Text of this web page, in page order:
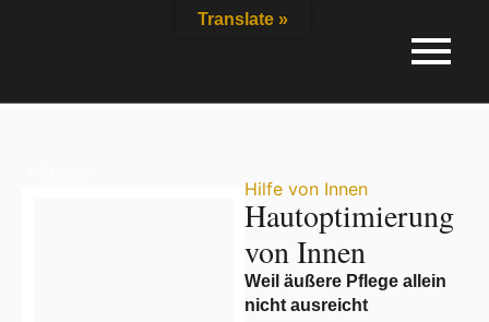
Hilfe von Innen
Hautoptimierung
von Innen
Weil äußere Pflege allein
nicht ausreicht
Translate »